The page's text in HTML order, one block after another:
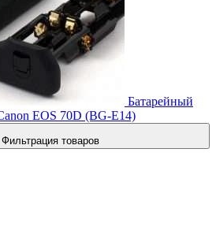
Батарейный
EOS 70D (BG-E14)
Фильтрация товаров